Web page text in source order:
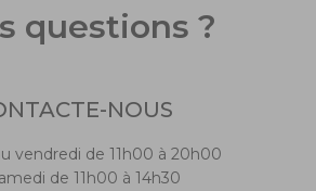
questions ?
NOUS
vendredi de 11h00 à 20h00
de 11h00 à 14h30